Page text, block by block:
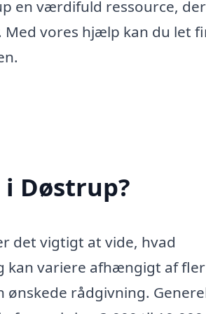
en værdifuld ressource,
vores hjælp kan du let
Døstrup?
det vigtigt at vide, hvad
kan variere afhængigt af
rådgivning.